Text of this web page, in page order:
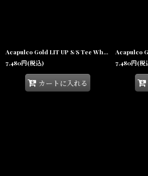
Acapulco Gold LIT UP S/S Tee White アカプルコゴールド ライトアップ 半袖 Tシャツ タバコ 沖縄 ストリートファッション
7,480円(税込)
カートに入れる
7,480円(税